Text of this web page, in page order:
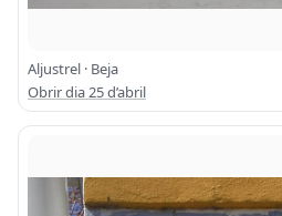
Aljustrel · Beja
Obrir dia 25 d’abril